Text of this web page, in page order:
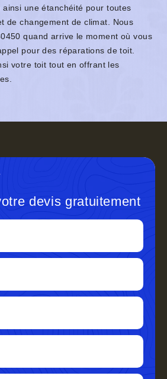
une étanchéité pour toutes
de changement de climat. Nous
quand arrive le moment où vous
pour des réparations de toit.
votre toit tout en offrant les
devis gratuitement